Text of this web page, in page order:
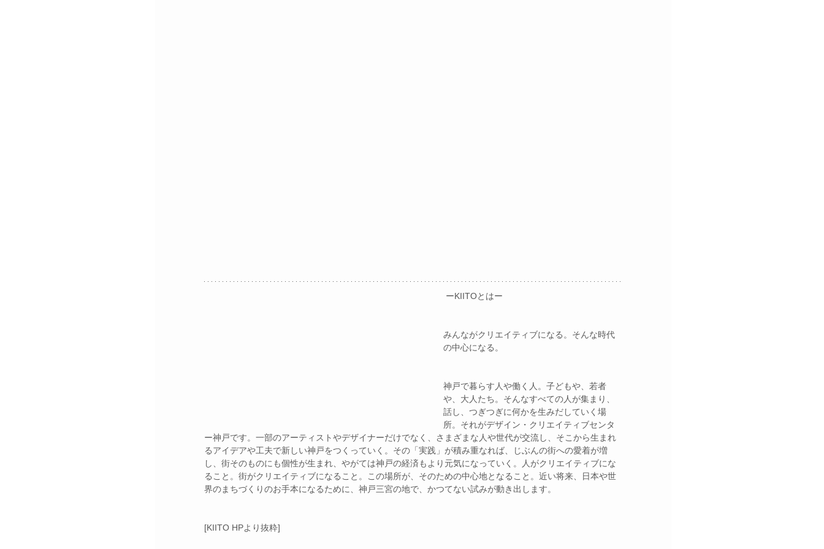
ーKIITOとはー
みんながクリエイティブになる。そんな時代
の中心になる。
神戸で暮らす人や働く人。子どもや、若者
や、大人たち。そんなすべての人が集まり、
話し、つぎつぎに何かを生みだしていく場
所。それがデザイン・クリエイティブセンタ
ー神戸です。一部のアーティストやデザイナーだけでなく、さまざまな人や世代が交流し、そこから生まれ
るアイデアや工夫で新しい神戸をつくっていく。その「実践」が積み重なれば、じぶんの街への愛着が増
し、街そのものにも個性が生まれ、やがては神戸の経済もより元気になっていく。人がクリエイティブにな
ること。街がクリエイティブになること。この場所が、そのための中心地となること。近い将来、日本や世
界のまちづくりのお手本になるために、神戸三宮の地で、かつてない試みが動き出します。
[KIITO HPより抜粋]